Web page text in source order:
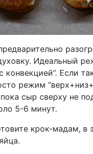
Идеальный
конвекцией”. Если
режим
сыр сверху не
5-6 минут.
крок-мадам, в